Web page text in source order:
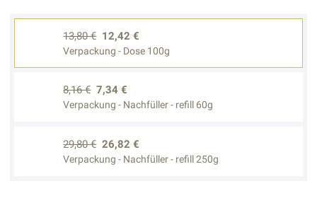
13,80 € 12,42 €
Verpackung - Dose 100g
8,16 € 7,34 €
Verpackung - Nachfüller - refill 60g
29,80 € 26,82 €
Verpackung - Nachfüller - refill 250g